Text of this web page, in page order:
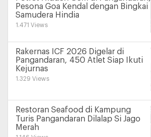
Pesona Goa Kendal dengan Bingkai
Samudera Hindia
1.471 Views
Rakernas ICF 2026 Digelar di
Pangandaran, 450 Atlet Siap Ikuti
Kejurnas
1.329 Views
Restoran Seafood di Kampung
Turis Pangandaran Dilalap Si Jago
Merah